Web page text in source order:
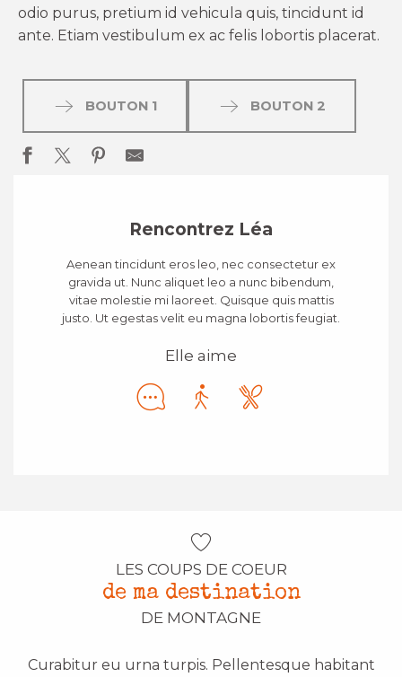
odio purus, pretium id vehicula quis, tincidunt id
ante. Etiam vestibulum ex ac felis lobortis placerat.
BOUTON 1 BOUTON 2
Rencontrez Léa
Aenean tincidunt eros leo, nec consectetur ex
gravida ut. Nunc aliquet leo a nunc bibendum,
vitae molestie mi laoreet. Quisque quis mattis
justo. Ut egestas velit eu magna lobortis feugiat.
Elle aime
LES COUPS DE COEUR
de ma destination
DE MONTAGNE
Curabitur eu urna turpis. Pellentesque habitant